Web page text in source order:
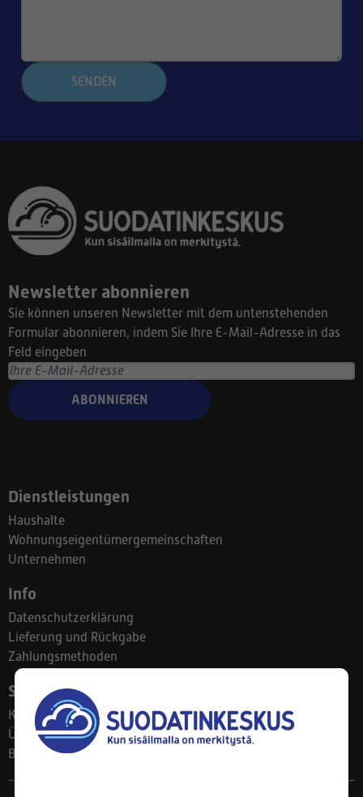
SENDEN
Newsletter abonnieren
Sie können unseren Newsletter mit dem untenstehenden
Formular abonnieren, indem Sie Ihre E-Mail-Adresse in das
Feld eingeben
ABONNIEREN
Dienstleistungen
Haushalte
Wohnungseigentümergemeinschaften
Unternehmen
Info
Datenschutzerklärung
Lieferung und Rückgabe
Zahlungsmethoden
Suodatinkeskus
Kontakt
Über uns
Blog